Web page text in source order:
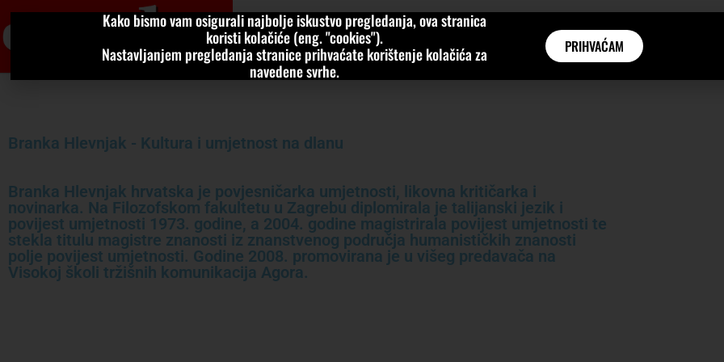
VIJESTI KOLUMNE KATEGORIJE INTERVJUI AKTUALNO
Branka Hlevnjak - Kultura i umjetnost na dlanu
Branka Hlevnjak hrvatska je povjesničarka umjetnosti, likovna kritičarka i
novinarka. Na Filozofskom fakultetu u Zagrebu diplomirala je talijanski jezik i
povijest umjetnosti 1973. godine, a 2004. godine magistrirala povijest umjetnosti te
stekla titulu magistre znanosti iz znanstvenog područja humanističkih znanosti
polje povijest umjetnosti. Godine 2008. promovirana je u višeg predavača na
Visokoj školi tržišnih komunikacija Agora.
Kako bismo vam osigurali najbolje iskustvo pregledanja, ova stranica
koristi kolačiće (eng. "cookies").
Nastavljanjem pregledanja stranice prihvaćate korištenje kolačića za
navedene svrhe.
PRIHVAĆAM